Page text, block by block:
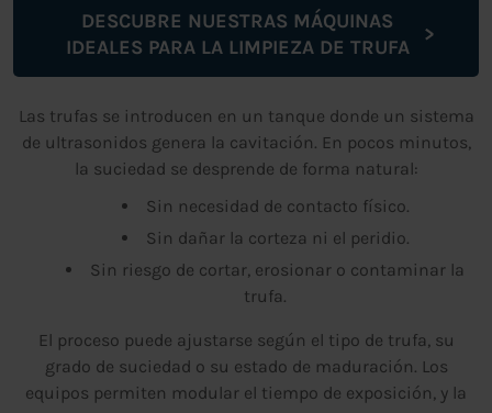
DESCUBRE NUESTRAS MÁQUINAS
IDEALES PARA LA LIMPIEZA DE TRUFA
Las trufas se introducen en un tanque donde un sistema
de ultrasonidos genera la cavitación. En pocos minutos,
la suciedad se desprende de forma natural:
Sin necesidad de contacto físico.
Sin dañar la corteza ni el peridio.
Sin riesgo de cortar, erosionar o contaminar la
trufa.
El proceso puede ajustarse según el tipo de trufa, su
grado de suciedad o su estado de maduración. Los
equipos permiten modular el tiempo de exposición, y la